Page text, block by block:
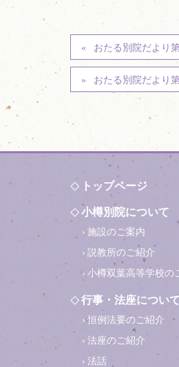
おたる別院だより
おたる別院だより
トップページ
小樽別院について
施設のご案内
説教所のご紹介
小樽双葉高等学校の
行事・法座について
恒例法要のご紹介
法座のご紹介
法話